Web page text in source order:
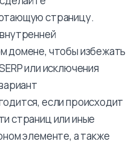
страницу.
домене, чтобы избежать
или исключения
если происходит
страниц или иные
элементе, а также